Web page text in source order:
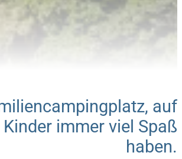
auf
immer viel Spaß
haben.